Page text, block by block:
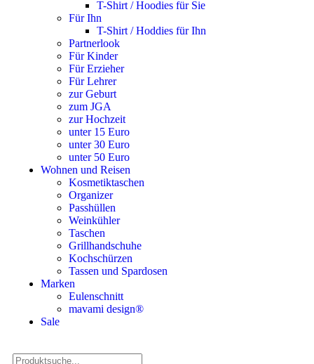
T-Shirt / Hoodies für Sie
Für Ihn
T-Shirt / Hoddies für Ihn
Partnerlook
Für Kinder
Für Erzieher
Für Lehrer
zur Geburt
zum JGA
zur Hochzeit
unter 15 Euro
unter 30 Euro
unter 50 Euro
Wohnen und Reisen
Kosmetiktaschen
Organizer
Passhüllen
Weinkühler
Taschen
Grillhandschuhe
Kochschürzen
Tassen und Spardosen
Marken
Eulenschnitt
mavami design®
Sale